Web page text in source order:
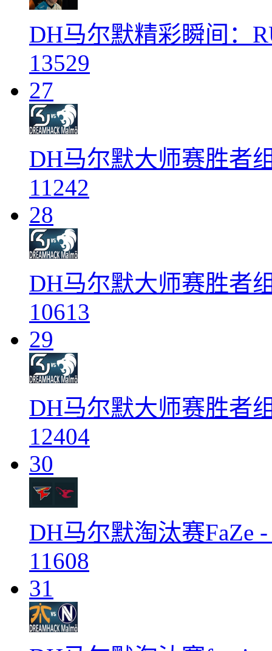
DH马尔默精彩瞬间：
13529
27
DH马尔默大师赛胜者
11242
28
DH马尔默大师赛胜者
10613
29
DH马尔默大师赛胜者
12404
30
DH马尔默淘汰赛FaZe
11608
31